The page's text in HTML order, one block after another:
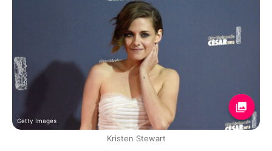
Getty Images
Kristen Stewart